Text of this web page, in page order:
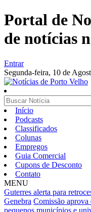
Portal de
de notícias
Entrar
Segunda-feira, 10 de
Início
Podcasts
Classificados
Colunas
Empregos
Guia Comercial
Cupons de Desconto
Contato
MENU
Guterres alerta para
Genebra Comissão
pequenos municípios e